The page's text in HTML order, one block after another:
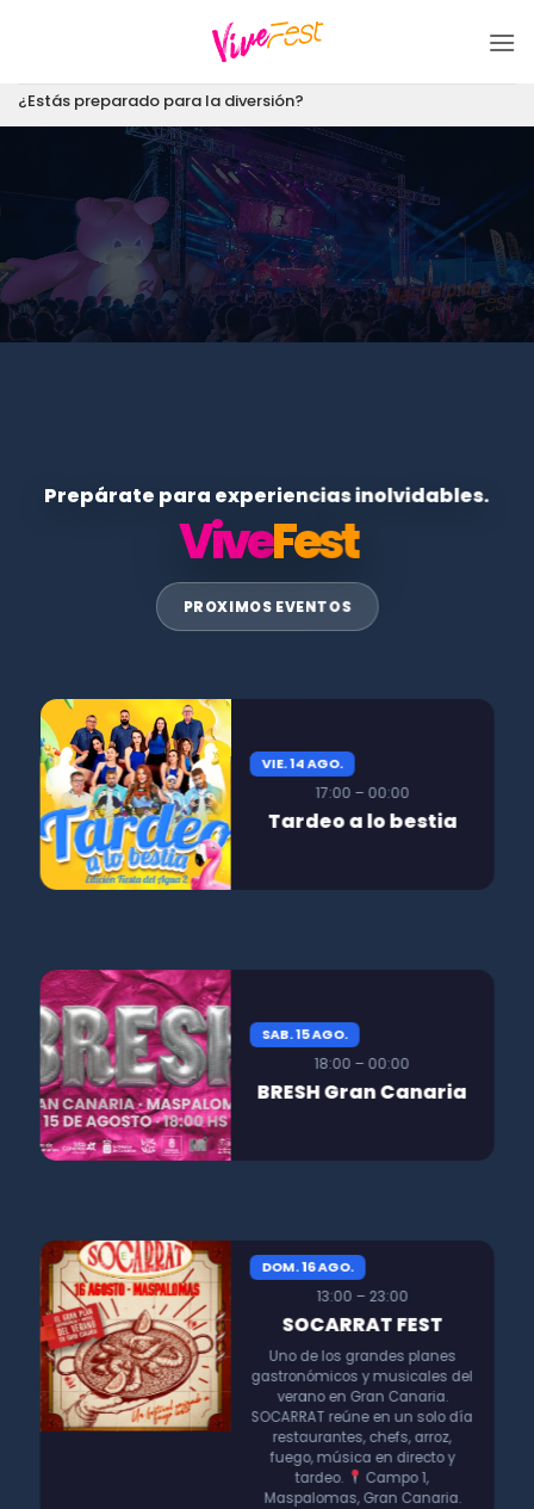
¿Estás preparado para la diversión?
Prepárate para experiencias inolvidables.
ViveFest
PROXIMOS EVENTOS
VIE. 14 AGO.
17:00 – 00:00
Tardeo a lo bestia
SAB. 15 AGO.
18:00 – 00:00
BRESH Gran Canaria
DOM. 16 AGO.
13:00 – 23:00
SOCARRAT FEST
Uno de los grandes planes
gastronómicos y musicales del
verano en Gran Canaria.
SOCARRAT reúne en un solo día
restaurantes, chefs, arroz,
fuego, música en directo y
tardeo.
Campo 1,
Maspalomas, Gran Canaria.